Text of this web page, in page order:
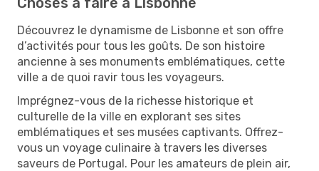
Découvrez le dynamisme de Lisbonne et son offre
d’activités pour tous les goûts. De son histoire
ancienne à ses monuments emblématiques, cette
ville a de quoi ravir tous les voyageurs.
Imprégnez-vous de la richesse historique et
culturelle de la ville en explorant ses sites
emblématiques et ses musées captivants. Offrez-
vous un voyage culinaire à travers les diverses
saveurs de Portugal. Pour les amateurs de plein air,